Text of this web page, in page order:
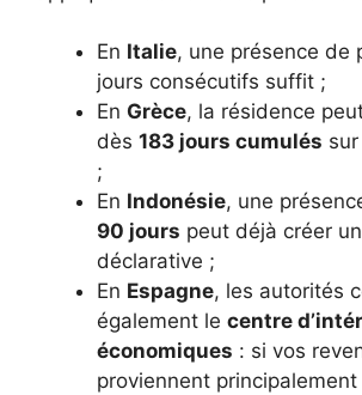
En Italie, une présence de
jours consécutifs suffit ;
En Grèce, la résidence
dès 183 jours cumulés
;
En Indonésie, une
90 jours peut déjà créer
déclarative ;
En Espagne, les autorités
également le centre
économiques : si vos
proviennent